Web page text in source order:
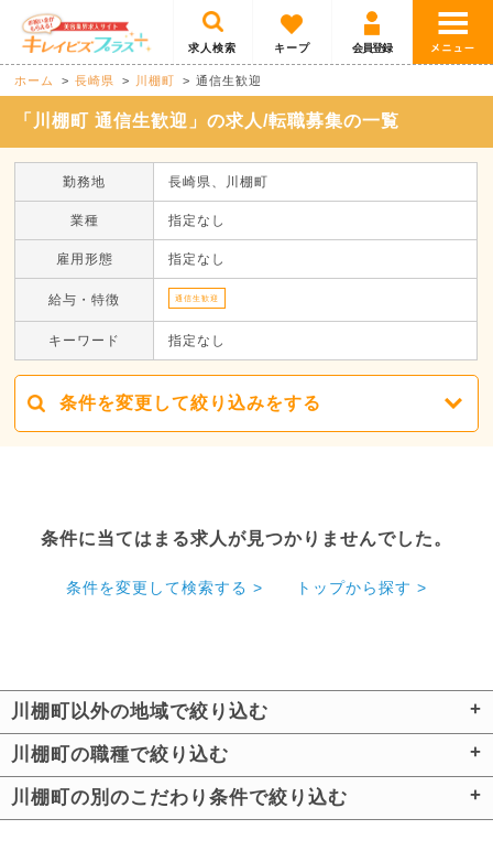
求人検索 キープ 会員登録
ホーム 長崎県 川棚町 通信生歓迎
「川棚町 通信生歓迎」の求人/転職募集の一覧
勤務地 長崎県、川棚町
業種 指定なし
雇用形態 指定なし
給与・特徴 通信生歓迎
キーワード 指定なし
条件を変更して絞り込みをする
条件に当てはまる求人が見つかりませんでした。
条件を変更して検索する > トップから探す >
川棚町以外の地域で絞り込む
川棚町の職種で絞り込む
川棚町の別のこだわり条件で絞り込む